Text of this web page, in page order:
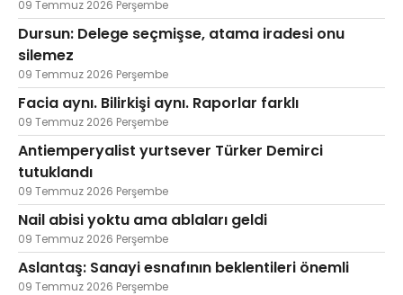
09 Temmuz 2026 Perşembe
Dursun: Delege seçmişse, atama iradesi onu
silemez
09 Temmuz 2026 Perşembe
Facia aynı. Bilirkişi aynı. Raporlar farklı
09 Temmuz 2026 Perşembe
Antiemperyalist yurtsever Türker Demirci
tutuklandı
09 Temmuz 2026 Perşembe
Nail abisi yoktu ama ablaları geldi
09 Temmuz 2026 Perşembe
Aslantaş: Sanayi esnafının beklentileri önemli
09 Temmuz 2026 Perşembe